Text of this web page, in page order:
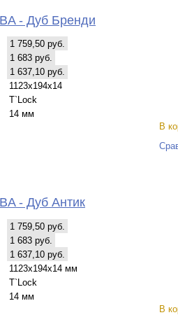
- Дуб Бренди
1 759,50 руб.
1 683 руб.
1 637,10 руб.
1123х194х14
T`Lock
14 мм
В
- Дуб Антик
1 759,50 руб.
1 683 руб.
1 637,10 руб.
1123х194х14 мм
T`Lock
14 мм
В